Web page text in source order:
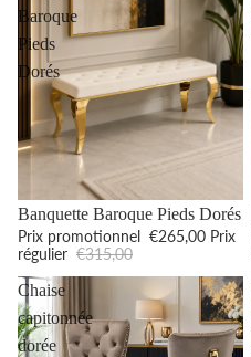
Baroque
Pieds
Dorés
Promotion
Banquette Baroque Pieds Dorés
Prix promotionnel €265,00 Prix
régulier €315,00
Chaise
capitonnée
dorée